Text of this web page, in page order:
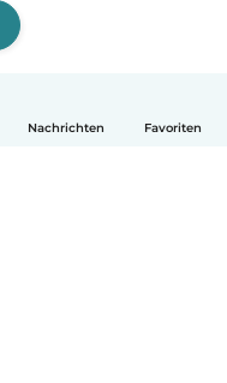
Nachrichten Favoriten